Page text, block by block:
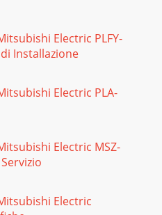
Electric PLFY-
Installazione
Electric PLA-
Electric MSZ-
Electric